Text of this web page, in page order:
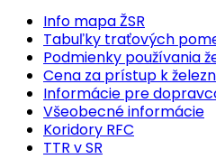
Info mapa ŽSR
Tabuľky traťových
Podmienky používania
Cena za prístup k
Informácie pre
Všeobecné informácie
Koridory RFC
TTR v SR